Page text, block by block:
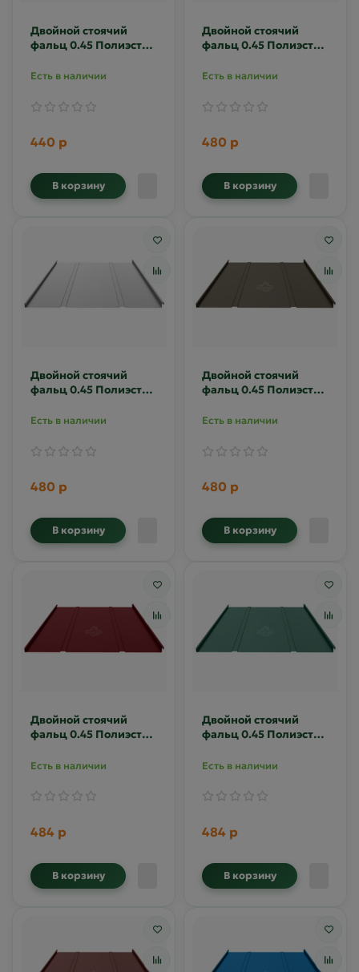
Двойной стоячий
фальц 0.45 Полиэстер
Есть в наличии
440 р
В корзину
Двойной стоячий
фальц 0.45 Полиэстер
Есть в наличии
480 р
В корзину
Двойной стоячий
фальц 0.45 Полиэстер
Есть в наличии
480 р
В корзину
Двойной стоячий
фальц 0.45 Полиэстер
Есть в наличии
480 р
В корзину
Двойной стоячий
фальц 0.45 Полиэстер
3005
Есть в наличии
484 р
В корзину
Двойной стоячий
фальц 0.45 Полиэстер
6005
Есть в наличии
484 р
В корзину